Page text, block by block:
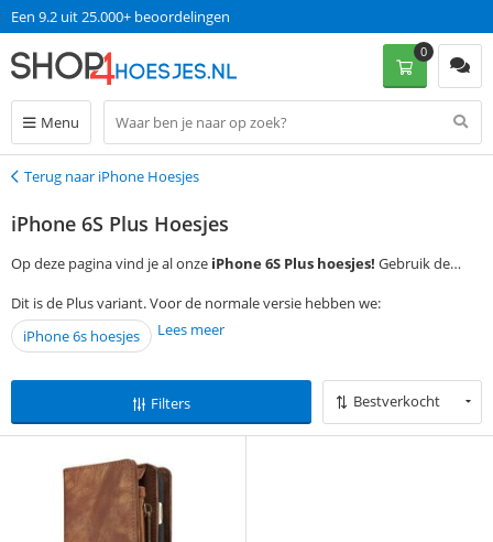
Een 9.2 uit 25.000+ beoordelingen
Menu
0
Terug
Terug naar iPhone Hoesjes
iPhone 6S Plus Hoesjes
Op deze pagina vind je al onze iPhone 6S Plus hoesjes! Gebruik de
deze gewoon stellen! Op werkdagen voor 13:00 bestellen, is morgen in
huis met gratis verzending.
Dit is de Plus variant. Voor de normale versie hebben we:
iPhone 6s hoesjes
Lees meer
Filters Bestverkocht